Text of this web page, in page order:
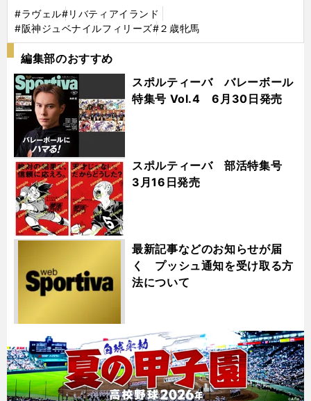
#ラヴェル#リバティアイランド
#阪神ジュベナイルフィリーズ#２歳牝馬
編集部のおすすめ
スポルティーバ バレーボール
特集号 Vol.4 6月30日発売
スポルティーバ 部活特集号
3月16日発売
最新記事などのお知らせが届
く プッシュ通知を受け取る方
法について